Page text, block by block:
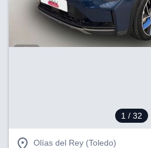
1 / 32
Olías del Rey (Toledo)